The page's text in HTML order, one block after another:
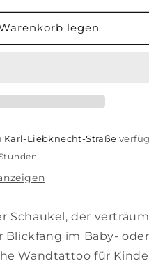
legen
Karl-Liebknecht-Straße
Schaukel, der
Blickfang im Baby-
Wandtattoo für